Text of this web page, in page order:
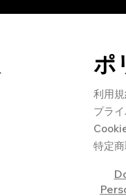
ポ
利用
プラ
特定